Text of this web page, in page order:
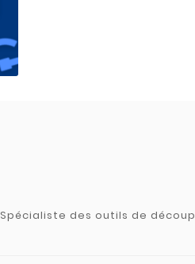
Spécialiste des outils de